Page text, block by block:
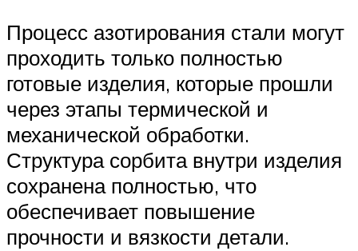
Процесс азотирования стали могут
проходить только полностью
готовые изделия, которые прошли
через этапы термической и
механической обработки.
Структура сорбита внутри изделия
сохранена полностью, что
обеспечивает повышение
прочности и вязкости детали.